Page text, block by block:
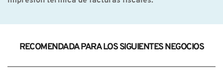
RECOMENDADA PARA LOS SIGUIENTES NEGOCIOS